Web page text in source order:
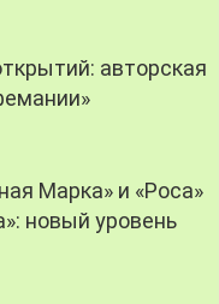
авторская
Марка» и «Роса»
новый уровень